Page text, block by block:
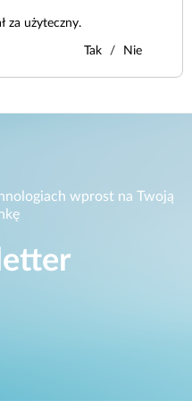
za użyteczny.
Tak Nie
wprost na Twoją